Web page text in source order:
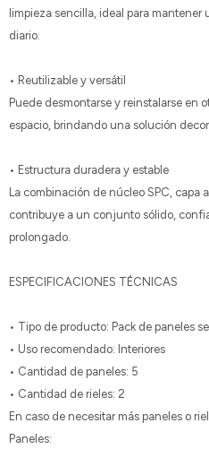
limpieza sencilla, ideal para
diario.
• Reutilizable y versátil
Puede desmontarse y reinstalarse en
espacio, brindando una solución
• Estructura duradera y estable
La combinación de núcleo SPC, capa
contribuye a un conjunto sólido,
prolongado.
ESPECIFICACIONES TÉCNICAS
• Tipo de producto: Pack de paneles
• Uso recomendado: Interiores
• Cantidad de paneles: 5
• Cantidad de rieles: 2
En caso de necesitar más paneles o
Paneles: